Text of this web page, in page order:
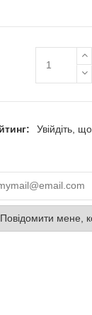
Увійдіть,
Повідомити мене,